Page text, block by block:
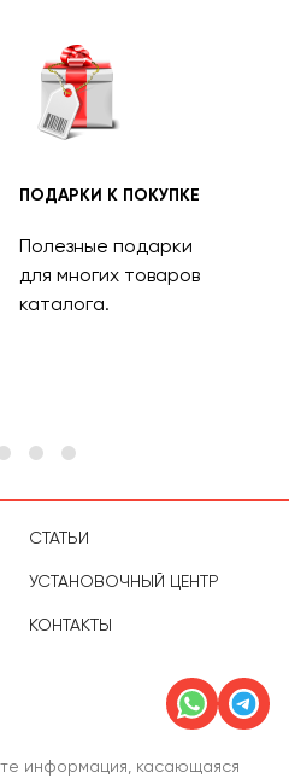
ПОДАРКИ К ПОКУПКЕ
Полезные подарки
для многих товаров
каталога.
СТАТЬИ
УСТАНОВОЧНЫЙ ЦЕНТР
КОНТАКТЫ
информация, касающаяся